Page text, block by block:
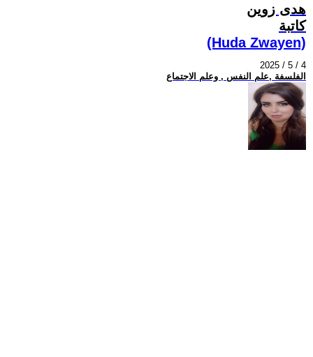
هدى زوين
كاتبة
(Huda Zwayen)
2025 / 5 / 4
الفلسفة ,علم النفس , وعلم الاجتماع